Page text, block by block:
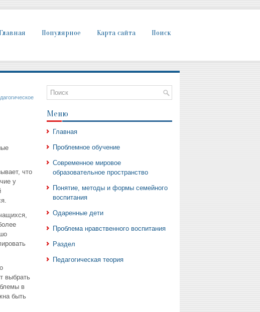
Главная Популярное Карта сайта Поиск
что
у
выбрать
в
быть
Меню
Главная
Проблемное обучение
Современное мировое
образовательное пространство
Понятие, методы и формы семейного
воспитания
Одаренные дети
Проблема нравственного воспитания
Раздел
Педагогическая теория